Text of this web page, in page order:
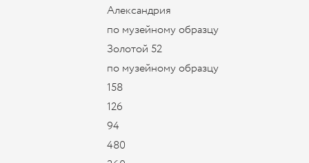
Александрия
по музейному образцу
Золотой 52
по музейному образцу
158
126
94
480